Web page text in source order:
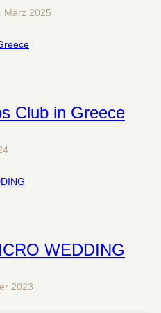
März 2025
Club in Greece
WEDDING
2023